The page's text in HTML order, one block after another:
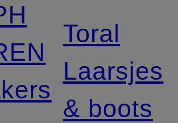
Toral
Laarsjes
& boots